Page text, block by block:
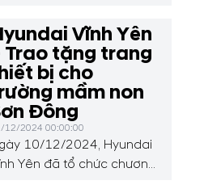
Vĩnh Yên
Trao tặng trang
bị cho
mầm non
Đông
12/2024 00:00:00
10/12/2024, Hyundai
Yên đã tổ chức chương